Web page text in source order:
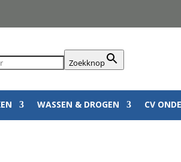
Zoekknop
WASSEN & DROGEN CV